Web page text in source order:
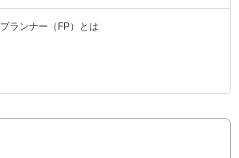
プランナー（FP）とは